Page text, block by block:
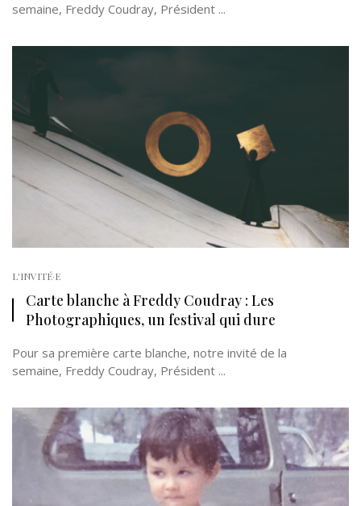
semaine, Freddy Coudray, Président ...
L'INVITÉ·E
Carte blanche à Freddy Coudray : Les
Photographiques, un festival qui dure
Pour sa première carte blanche, notre invité de la
semaine, Freddy Coudray, Président ...